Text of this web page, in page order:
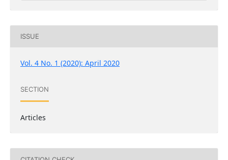
ISSUE
Vol. 4 No. 1 (2020): April 2020
SECTION
Articles